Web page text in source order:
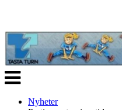
Veksle
navigasjon
Nyheter